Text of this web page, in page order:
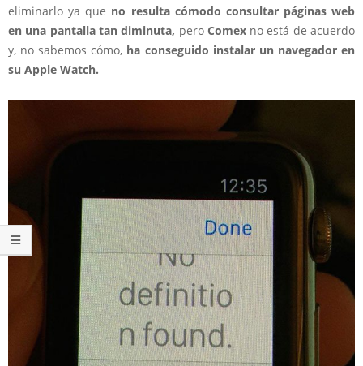
eliminarlo ya que no resulta cómodo consultar páginas web
en una pantalla tan diminuta, pero Comexno está de acuerdo
y, no sabemos cómo, ha conseguido instalar un navegador en
su Apple Watch.